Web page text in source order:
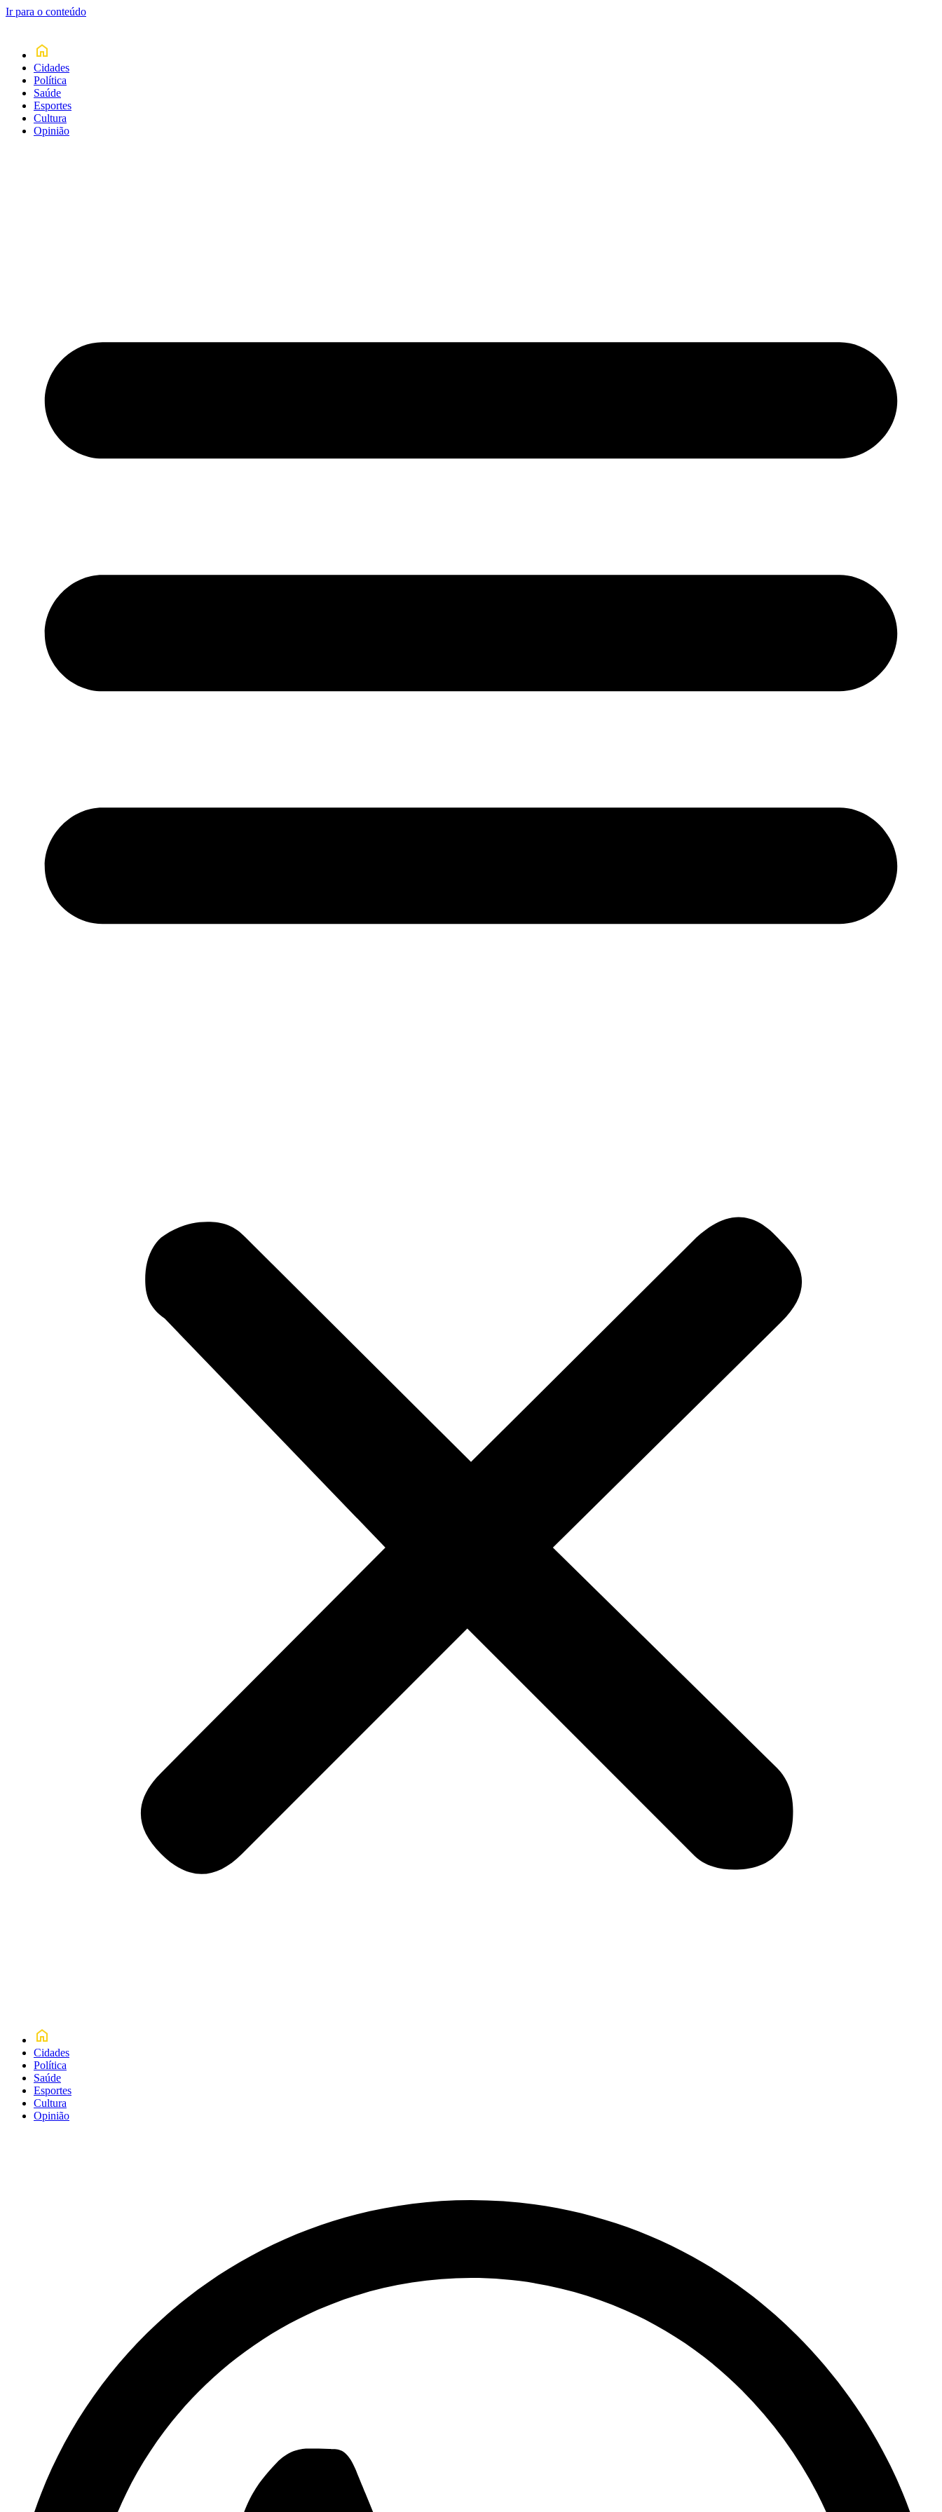
Ir para o conteúdo
Cidades
Política
Saúde
Esportes
Cultura
Opinião
Cidades
Política
Saúde
Esportes
Cultura
Opinião